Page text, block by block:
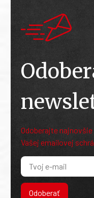
Odoberajte
Vašej emailovej
Odoberať